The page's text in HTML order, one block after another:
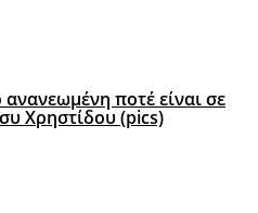
ποτέ είναι σε
Χρηστίδου (pics)